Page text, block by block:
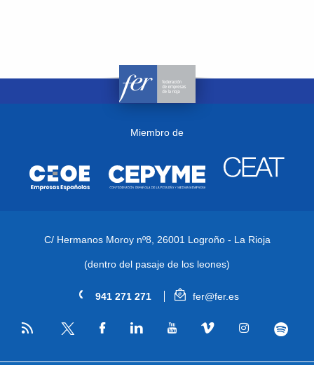
Miembro de
C/ Hermanos Moroy nº8, 26001 Logroño - La Rioja
(dentro del pasaje de los leones)
941 271 271 fer@fer.es
RSS